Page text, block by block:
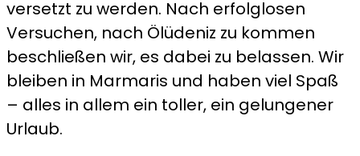
versetzt zu werden. Nach erfolglosen
Versuchen, nach Ölüdeniz zu kommen
beschließen wir, es dabei zu belassen. Wir
bleiben in Marmaris und haben viel Spaß
– alles in allem ein toller, ein gelungener
Urlaub.